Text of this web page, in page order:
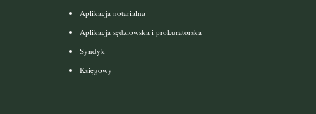
Aplikacja notarialna
Aplikacja sędziowska i prokuratorska
Syndyk
Księgowy